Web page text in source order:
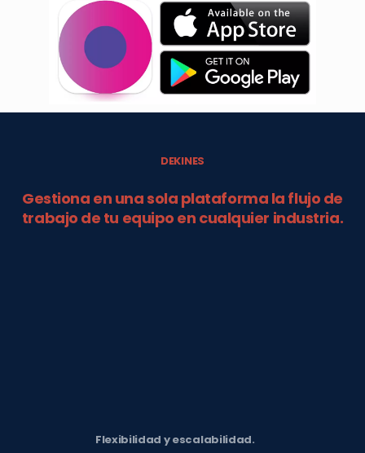
DEKINES
Gestiona en una sola plataforma la flujo de
trabajo de tu equipo en cualquier industria.